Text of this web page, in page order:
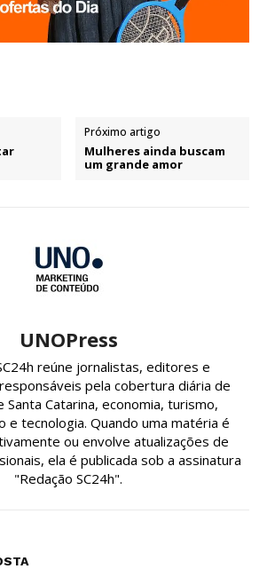
Próximo artigo
Mulheres ainda buscam
um grande amor
UNOPress
reúne jornalistas, editores e
pela cobertura diária de
Santa Catarina, economia, turismo,
e tecnologia. Quando uma matéria é
ou envolve atualizações de
ela é publicada sob a assinatura
"Redação SC24h".